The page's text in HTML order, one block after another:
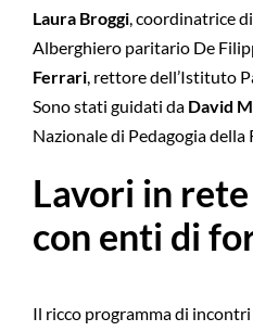
Laura Broggi, coordinatrice
Alberghiero paritario De
Ferrari, rettore dell’Istituto
Sono stati guidati da David
Nazionale di Pedagogia della
Lavori in
con enti di
Il ricco programma di